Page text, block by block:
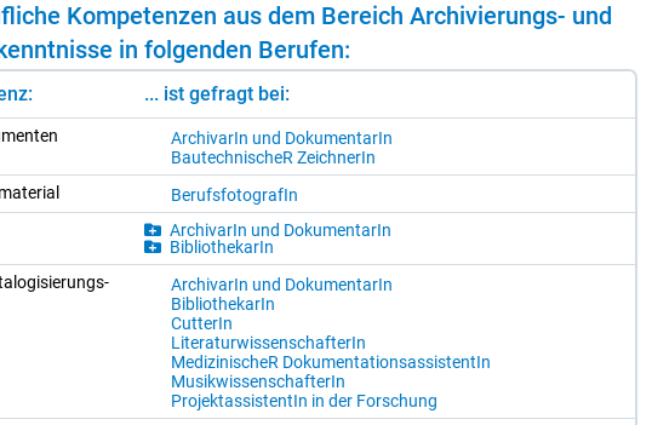
Kom­pe­ten­zen aus dem Be­reich Ar­chi­vie­rungs- und
in fol­gen­den Be­ru­fen:
... ist gefragt bei:
Ar­chi­va­rIn und Do­ku­men­ta­rIn
Bau­tech­ni­scheR Zeich­ne­rIn
Be­rufs­fo­to­gra­fIn
Ar­chi­va­rIn und Do­ku­men­ta­rIn
Bi­blio­the­ka­rIn
Ar­chi­va­rIn und Do­ku­men­ta­rIn
Bi­blio­the­ka­rIn
Cut­te­rIn
Li­te­ra­tur­wis­sen­schaf­te­rIn
Me­di­zi­ni­scheR Do­ku­men­ta­ti­ons­as­sis­ten­tIn
Mu­sik­wis­sen­schaf­te­rIn
Pro­jek­tas­sis­ten­tIn in der For­schung